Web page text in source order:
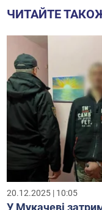
ЧИТАЙТЕ
20.12.2025 | 10:05
У Мукачеві